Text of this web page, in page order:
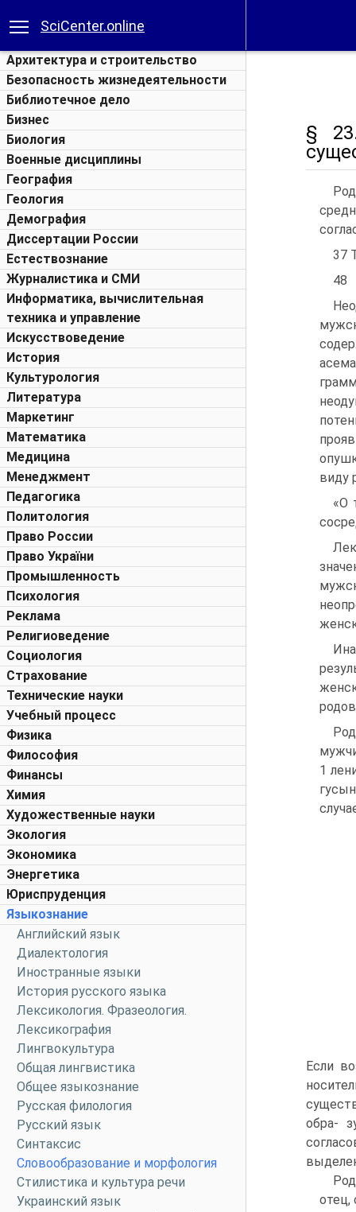
SciCenter.online
Архитектура и строительство
Безопасность жизнедеятельности
Библиотечное дело
Бизнес
Биология
Военные дисциплины
География
Геология
Демография
Диссертации России
Естествознание
Журналистика и СМИ
Информатика, вычислительная
техника и управление
Искусствоведение
История
Культурология
Литература
Маркетинг
Математика
Медицина
Менеджмент
Педагогика
Политология
Право России
Право України
Промышленность
Психология
Реклама
Религиоведение
Социология
Страхование
Технические науки
Учебный процесс
Физика
Философия
Финансы
Химия
Художественные науки
Экология
Экономика
Энергетика
Юриспруденция
Языкознание
Английский язык
Диалектология
Иностранные языки
История русского языка
Лексикология. Фразеология.
Лексикография
Лингвокультура
Общая лингвистика
Общее языкознание
Русская филология
Русский язык
Синтаксис
Словообразование и морфология
Стилистика и культура речи
Украинский язык
§
37
48
виду
«О
1
Если
обра-
отец,